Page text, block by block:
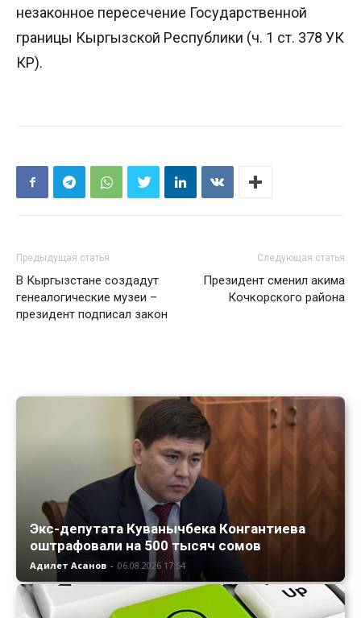
незаконное пересечение Государственной
границы Кыргызской Республики (ч. 1 ст. 378 УК
КР).
Предыдущая статья
В Кыргызстане создадут
генеалогические музеи –
президент подписал закон
Следующая статья
Президент сменил акима
Кочкорского района
Экс-депутата Куванычбека Конгантиева
оштрафовали на 500 тысяч сомов
Адилет Асанов - 06.08.2026 17:54